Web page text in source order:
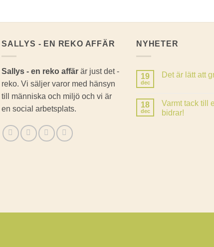
SALLYS - EN REKO AFFÄR
Sallys - en reko affär är just det -
reko. Vi säljer varor med hänsyn
till människa och miljö och vi är
en social arbetsplats.
NYHETER
19
dec
Det är lätt att
Det
är
lätt
18
dec
Varmt tack till
bidrar!